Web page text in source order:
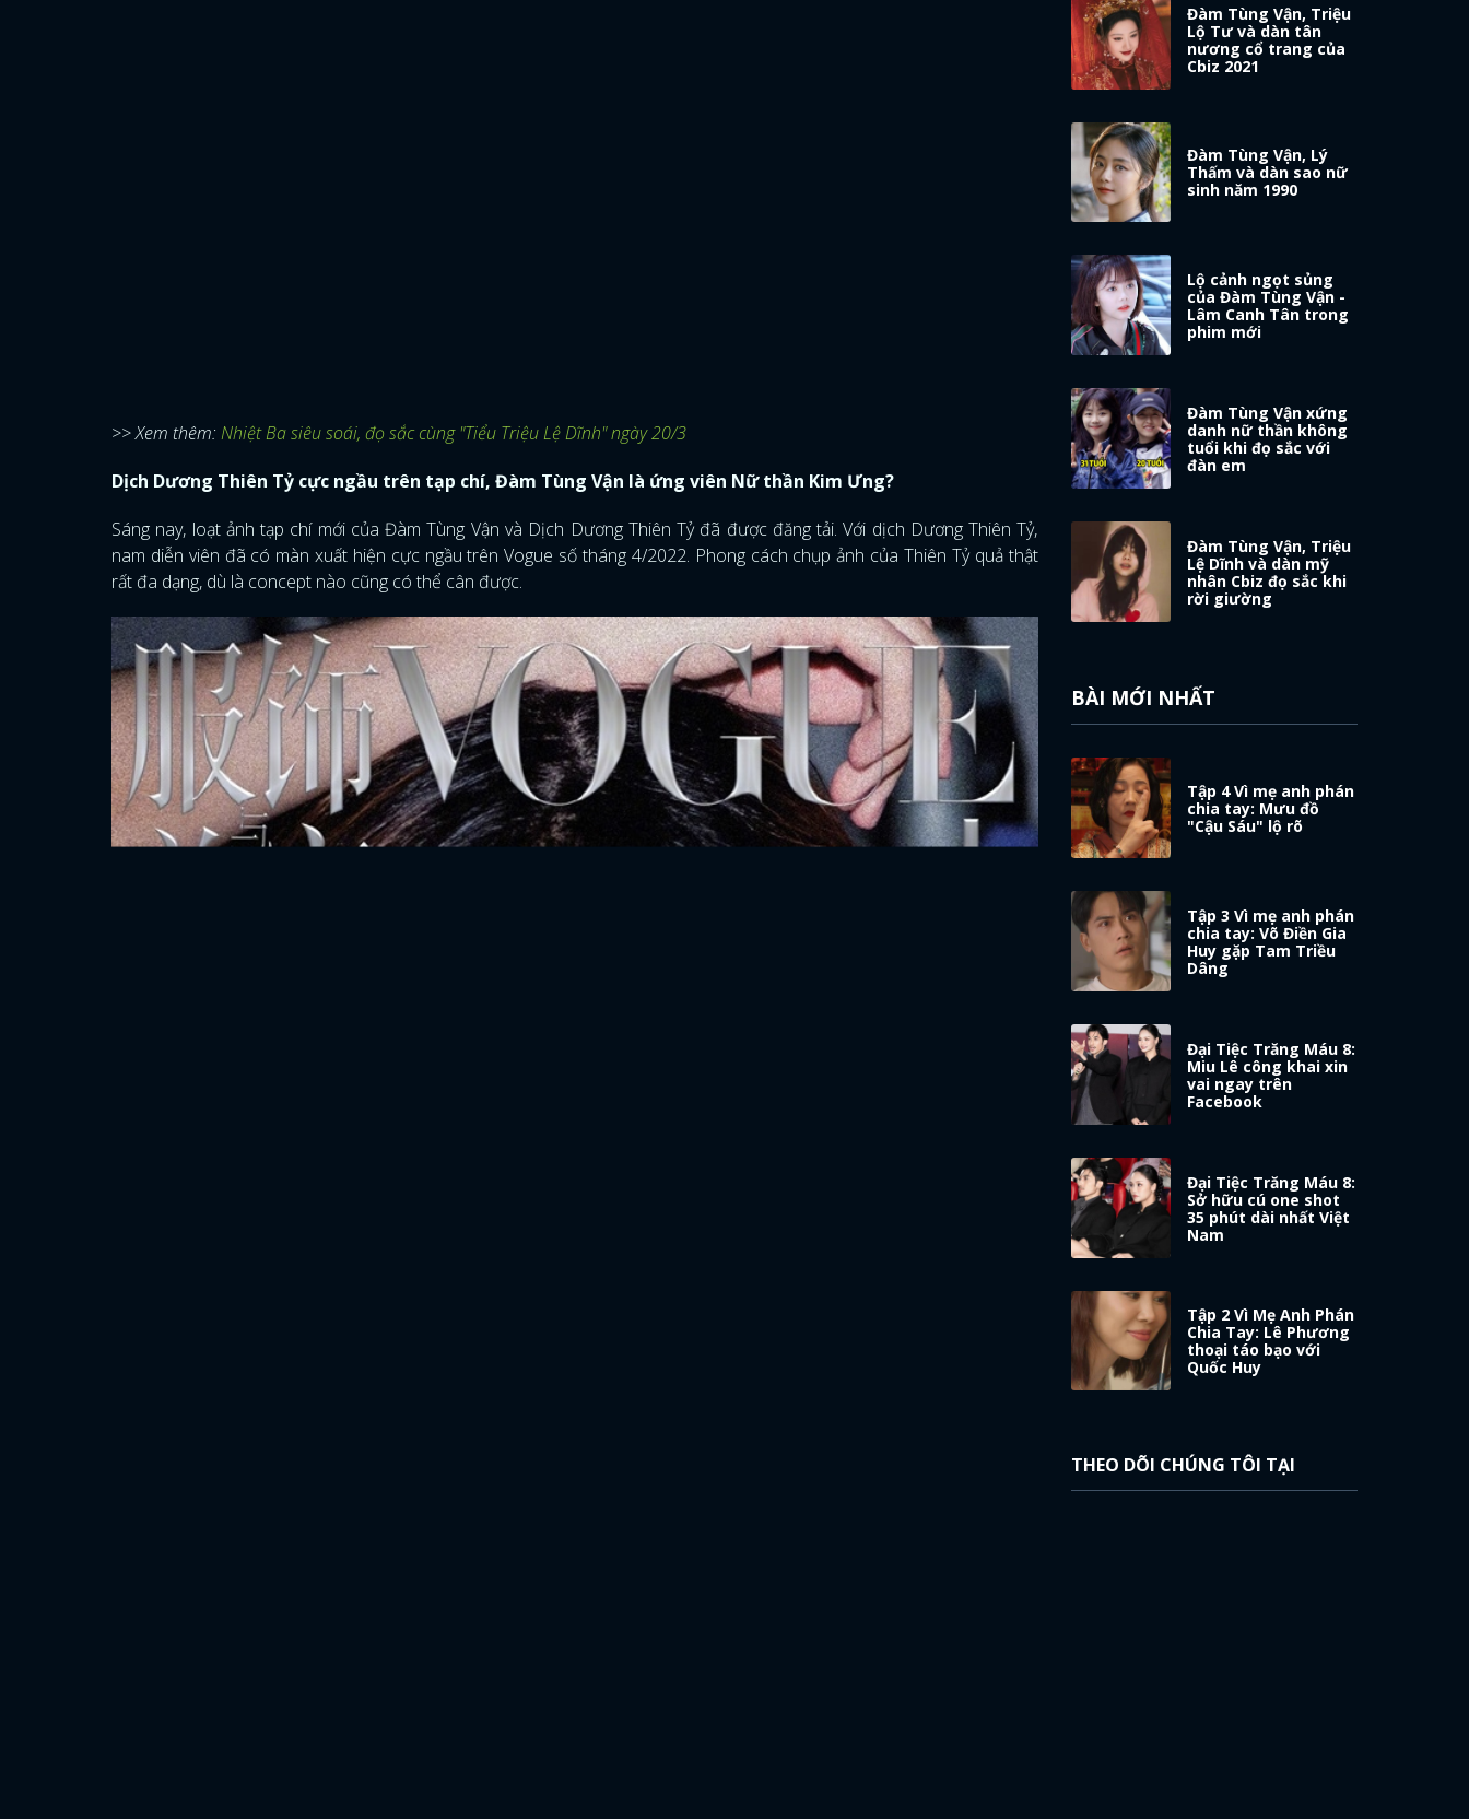
>> Xem thêm:Nhiệt Ba siêu soái, đọ sắc cùng "Tiểu Triệu Lệ Dĩnh" ngày 20/3
Dịch Dương Thiên Tỷ cực ngầu trên tạp chí, Đàm Tùng Vận là ứng viên Nữ thần Kim Ưng?
Sáng nay, loạt ảnh tạp chí mới của Đàm Tùng Vận và Dịch Dương Thiên Tỷ đã được đăng tải. Với dịch Dương Thiên Tỷ,
nam diễn viên đã có màn xuất hiện cực ngầu trên Vogue số tháng 4/2022. Phong cách chụp ảnh của Thiên Tỷ quả thật
rất đa dạng, dù là concept nào cũng có thể cân được.
Đàm Tùng Vận, Triệu
Lộ Tư và dàn tân
nương cổ trang của
Cbiz 2021
Đàm Tùng Vận, Lý
Thấm và dàn sao nữ
sinh năm 1990
Lộ cảnh ngọt sủng
của Đàm Tùng Vận -
Lâm Canh Tân trong
phim mới
Đàm Tùng Vận xứng
danh nữ thần không
tuổi khi đọ sắc với
đàn em
Đàm Tùng Vận, Triệu
Lệ Dĩnh và dàn mỹ
nhân Cbiz đọ sắc khi
rời giường
BÀI MỚI NHẤT
Tập 4 Vì mẹ anh phán
chia tay: Mưu đồ
"Cậu Sáu" lộ rõ
Tập 3 Vì mẹ anh phán
chia tay: Võ Điền Gia
Huy gặp Tam Triều
Dâng
Đại Tiệc Trăng Máu 8:
Miu Lê công khai xin
vai ngay trên
Facebook
Đại Tiệc Trăng Máu 8:
Sở hữu cú one shot
35 phút dài nhất Việt
Nam
Tập 2 Vì Mẹ Anh Phán
Chia Tay: Lê Phương
thoại táo bạo với
Quốc Huy
THEO DÕI CHÚNG TÔI TẠI